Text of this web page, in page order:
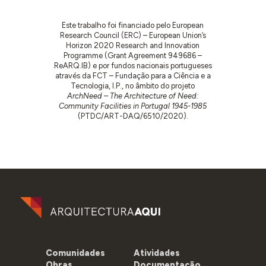
Este trabalho foi financiado pelo European
Research Council (ERC) – European Union’s
Horizon 2020 Research and Innovation
Programme (Grant Agreement 949686 –
ReARQ.IB) e por fundos nacionais portugueses
através da FCT – Fundação para a Ciência e a
Tecnologia, I.P., no âmbito do projeto
ArchNeed – The Architecture of Need:
Community Facilities in Portugal 1945-1985
(PTDC/ART-DAQ/6510/2020).
Comunidades
Atividades